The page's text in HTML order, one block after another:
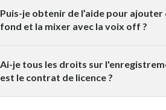
Puis-je obtenir de l’aide pour ajouter
fond et la mixer avec la voix off ?
Ai-je tous les droits sur
est le contrat de licence ?